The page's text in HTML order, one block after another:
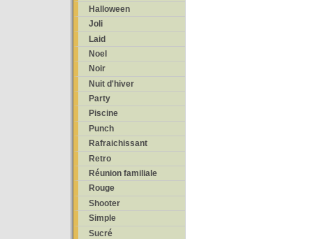
Halloween
Joli
Laid
Noel
Noir
Nuit d'hiver
Party
Piscine
Punch
Rafraichissant
Retro
Réunion familiale
Rouge
Shooter
Simple
Sucré